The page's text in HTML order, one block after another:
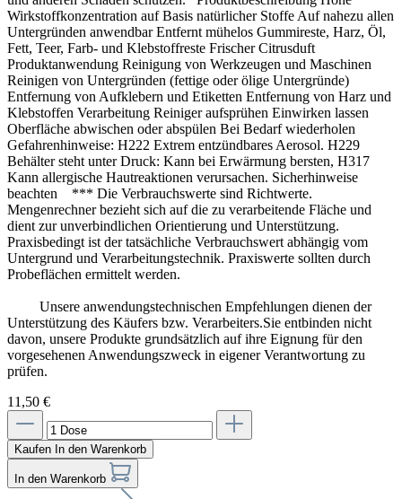
Wirkstoffkonzentration auf Basis natürlicher Stoffe Auf nahezu allen
Untergründen anwendbar Entfernt mühelos Gummireste, Harz, Öl,
Fett, Teer, Farb- und Klebstoffreste Frischer Citrusduft
Produktanwendung Reinigung von Werkzeugen und Maschinen
Reinigen von Untergründen (fettige oder ölige Untergründe)
Entfernung von Aufklebern und Etiketten Entfernung von Harz und
Klebstoffen Verarbeitung Reiniger aufsprühen Einwirken lassen
Oberfläche abwischen oder abspülen Bei Bedarf wiederholen
Gefahrenhinweise: H222 Extrem entzündbares Aerosol. H229
Behälter steht unter Druck: Kann bei Erwärmung bersten, H317
Kann allergische Hautreaktionen verursachen. Sicherhinweise
beachten *** Die Verbrauchswerte sind Richtwerte.
Mengenrechner bezieht sich auf die zu verarbeitende Fläche und
dient zur unverbindlichen Orientierung und Unterstützung.
Praxisbedingt ist der tatsächliche Verbrauchswert abhängig vom
Untergrund und Verarbeitungstechnik. Praxiswerte sollten durch
Probeflächen ermittelt werden.
Unsere anwendungstechnischen Empfehlungen dienen der
Unterstützung des Käufers bzw. Verarbeiters.Sie entbinden nicht
davon, unsere Produkte grundsätzlich auf ihre Eignung für den
vorgesehenen Anwendungszweck in eigener Verantwortung zu
prüfen.
11,50 €
Kaufen In den Warenkorb
In den Warenkorb